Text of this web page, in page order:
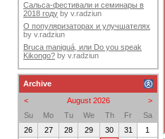
Сальса-фестивали и семинары в
2018 году by v.radziun
О популяризаторах и улучшателях
by v.radziun
Bruca maniguá, или Do you speak
Kikongo? by v.radziun
Archive
<
>
August 2026
Su
Mo Tu We Th Fr
Sa
26
27 28 29 30 31
1